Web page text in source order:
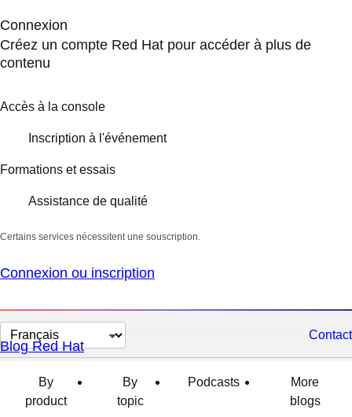
Connexion
Créez un compte Red Hat pour accéder à plus de
contenu
Accès à la console
Inscription à l'événement
Formations et essais
Assistance de qualité
Certains services nécessitent une souscription.
Connexion ou inscription
Changer
la
langue
Contact
Blog Red Hat
By
product
By
topic
Podcasts
More
blogs